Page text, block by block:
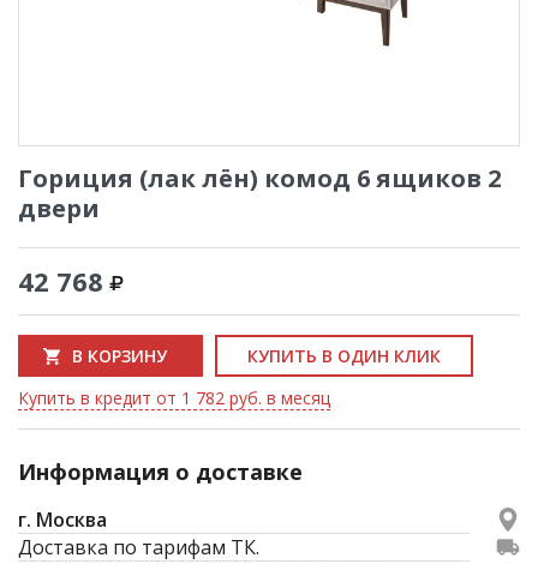
Гориция (лак лён) комод 6 ящиков 2
двери
42 768
В КОРЗИНУ
КУПИТЬ В ОДИН КЛИК
Купить в кредит от 1 782 руб. в месяц
Информация о доставке
г. Москва
Доставка по тарифам ТК.